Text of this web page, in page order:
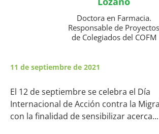
Doctora en Farmacia.
Responsable de Proyectos
de Colegiados del COFM
11 de septiembre de 2021
El 12 de septiembre se celebra el Día
Internacional de Acción contra la
con la finalidad de sensibilizar acerca...